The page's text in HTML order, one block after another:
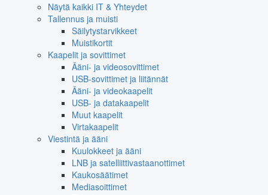
Näytä kaikki IT & Yhteydet
Tallennus ja muisti
Säilytystarvikkeet
Muistikortit
Kaapelit ja sovittimet
Ääni- ja videosovittimet
USB-sovittimet ja liitännät
Ääni- ja videokaapelit
USB- ja datakaapelit
Muut kaapelit
Virtakaapelit
Viestintä ja ääni
Kuulokkeet ja ääni
LNB ja satelliittivastaanottimet
Kaukosäätimet
Mediasoittimet